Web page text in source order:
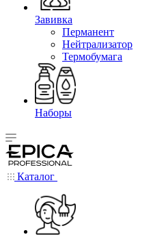
Завивка
Перманент
Нейтрализатор
Термобумага
Наборы
Каталог